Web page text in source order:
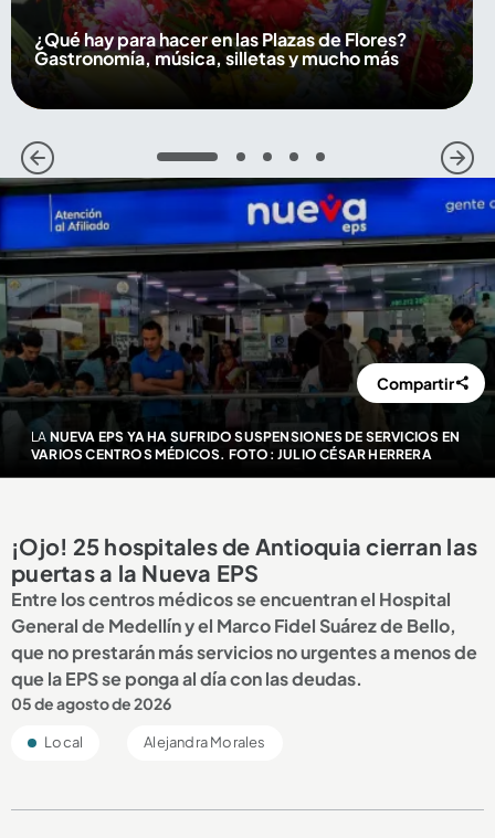
¿Qué hay para hacer en las Plazas de Flores?
Gastronomía, música, silletas y mucho más
1 2 3 4 5
LA NUEVA EPS YA HA SUFRIDO SUSPENSIONES DE SERVICIOS EN
VARIOS CENTROS MÉDICOS. FOTO: JULIO CÉSAR HERRERA
Compartir
¡Ojo! 25 hospitales de Antioquia cierran las
puertas a la Nueva EPS
Entre los centros médicos se encuentran el Hospital
General de Medellín y el Marco Fidel Suárez de Bello,
que no prestarán más servicios no urgentes a menos de
que la EPS se ponga al día con las deudas.
05 de agosto de 2026
Local Alejandra Morales